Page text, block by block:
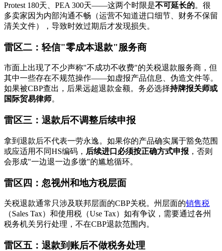
Protest 180天、PEA 300天——这两个时限是不可延长的。很
多卖家因为内部沟通不畅（运营不知道进口细节、财务不保留
清关文件），导致时效过期后才发现损失。
雷区二：轻信"零成本退款"服务商
市面上出现了不少声称"不成功不收费"的关税退款服务商，但
其中一些存在不规范操作——如虚报产品信息、伪造文件等。
如果被CBP查出，后果远超退款金额。务必选择持牌报关师或
国际贸易律师。
雷区三：退款后不调整后续申报
拿到退款后不代表一劳永逸。如果你的产品确实属于豁免范围
或应适用不同HS编码， 后续进口必须按正确方式申报 ，否则
会形成"一边退一边多缴"的尴尬循环。
雷区四：忽视州和地方税层面
关税退款通常只涉及联邦层面的CBP关税。州层面的销售税
（Sales Tax）和使用税（Use Tax）如有争议，需要通过各州
税务机关另行处理，不在CBP退款范围内。
雷区五：退款到账后不做税务处理